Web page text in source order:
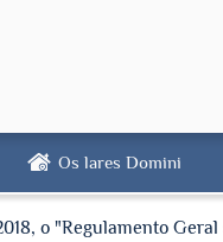
Os lares Domini
o "Regulamento